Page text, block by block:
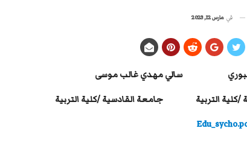
في مارس 12, 2023
سالي مهدي غالب موسى
/كلية التربية جامعة القادسية /كلية التربية